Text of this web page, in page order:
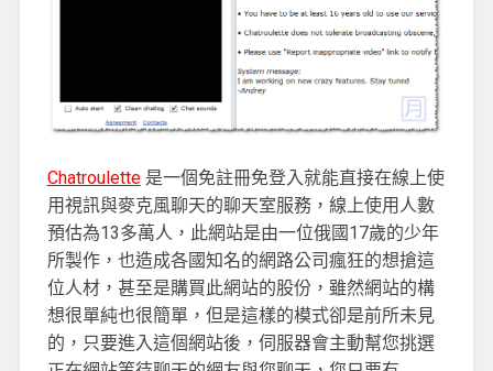
Chatroulette是一個免註冊免登入就能直接在線上使
用視訊與麥克風聊天的聊天室服務，線上使用人數
預估為13多萬人，此網站是由一位俄國17歲的少年
所製作，也造成各國知名的網路公司瘋狂的想搶這
位人材，甚至是購買此網站的股份，雖然網站的構
想很單純也很簡單，但是這樣的模式卻是前所未見
的，只要進入這個網站後，伺服器會主動幫您挑選